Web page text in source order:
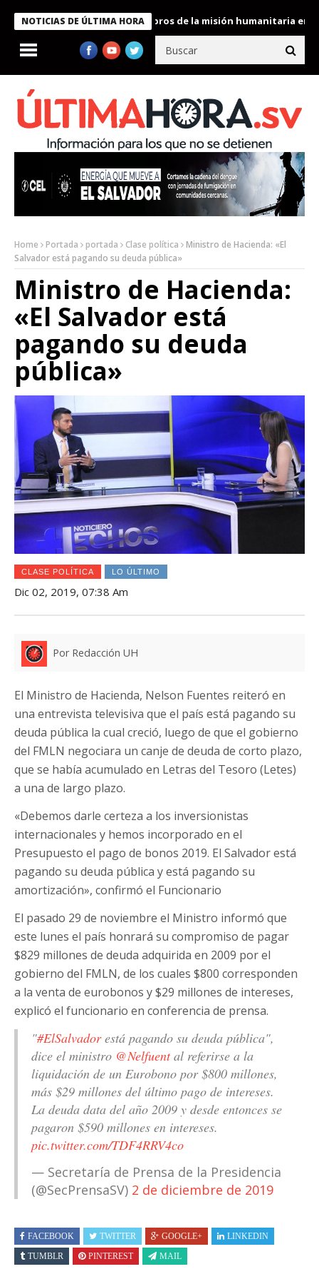
NOTICIAS DE ÚLTIMA HORA
Bukele condecora a miembros de la misión humanitaria enviada
Home Portada portada Clase política
Ministro de Hacienda: «El
Salvador está pagando su deuda pública»
Ministro de Hacienda:
«El Salvador está
pagando su deuda
pública»
CLASE POLÍTICA LO ÚLTIMO
Dic 02, 2019, 07:38 Am
Por Redacción UH
El Ministro de Hacienda, Nelson Fuentes reiteró en
una entrevista televisiva que el país está pagando su
deuda pública la cual creció, luego de que el gobierno
del FMLN negociara un canje de deuda de corto plazo,
que se había acumulado en Letras del Tesoro (Letes)
a una de largo plazo.
«Debemos darle certeza a los inversionistas
internacionales y hemos incorporado en el
Presupuesto el pago de bonos 2019. El Salvador está
pagando su deuda pública y está pagando su
amortización», confirmó el Funcionario
El pasado 29 de noviembre el Ministro informó que
este lunes el país honrará su compromiso de pagar
$829 millones de deuda adquirida en 2009 por el
gobierno del FMLN, de los cuales $800 corresponden
a la venta de eurobonos y $29 millones de intereses,
explicó el funcionario en conferencia de prensa.
"#ElSalvadorestá pagando su deuda pública",
dice el ministro @Nelfuental referirse a la
liquidación de un Eurobono por $800 millones,
más $29 millones del último pago de intereses.
La deuda data del año 2009 y desde entonces se
pagaron $590 millones en intereses.
pic.twitter.com/TDF4RRV4co
— Secretaría de Prensa de la Presidencia
(@SecPrensaSV) 2 de diciembre de 2019
FACEBOOK TWITTER GOOGLE+
LINKEDIN
TUMBLR
PINTEREST MAIL